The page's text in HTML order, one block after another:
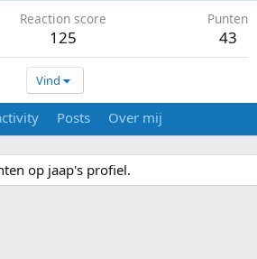
Reaction score
125
Punten
43
Vind
Posts Over mij
op jaap's profiel.